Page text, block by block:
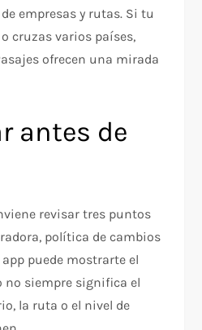
empresas y rutas. Si tu
cruzas varios países,
ofrecen una mirada
antes de
revisar tres puntos
política de cambios
puede mostrarte el
no siempre significa el
la ruta o el nivel de